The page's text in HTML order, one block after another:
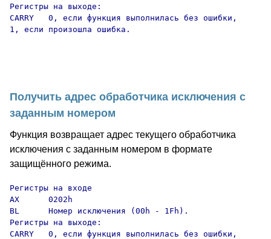
Регистры на выходе:
CARRY   0, если функция выполнилась без ошибки,
1, если произошла ошибка.
Получить адрес обработчика исключения с
заданным номером
Функция возвращает адрес текущего обработчика
исключения с заданным номером в формате
защищённого режима.
Регистры на входе
AX      0202h
BL      Номер исключения (00h - 1Fh).
Регистры на выходе:
CARRY   0, если функция выполнилась без ошибки,